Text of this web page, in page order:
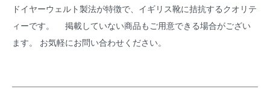
ドイヤーウェルト製法が特徴で、イギリス靴に拮抗するクオリテ
ィーです。 掲載していない商品もご用意できる場合がござい
ます。 お気軽にお問い合わせください。